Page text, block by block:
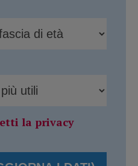
la privacy